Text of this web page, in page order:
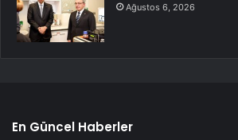
Ağustos 6, 2026
En Güncel Haberler